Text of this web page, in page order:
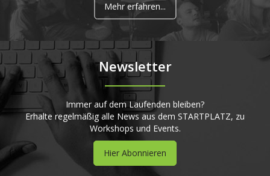
Mehr erfahren...
Newsletter
Immer auf dem Laufenden bleiben?
Erhalte regelmäßig alle News aus dem STARTPLATZ, zu
Workshops und Events.
Hier Abonnieren